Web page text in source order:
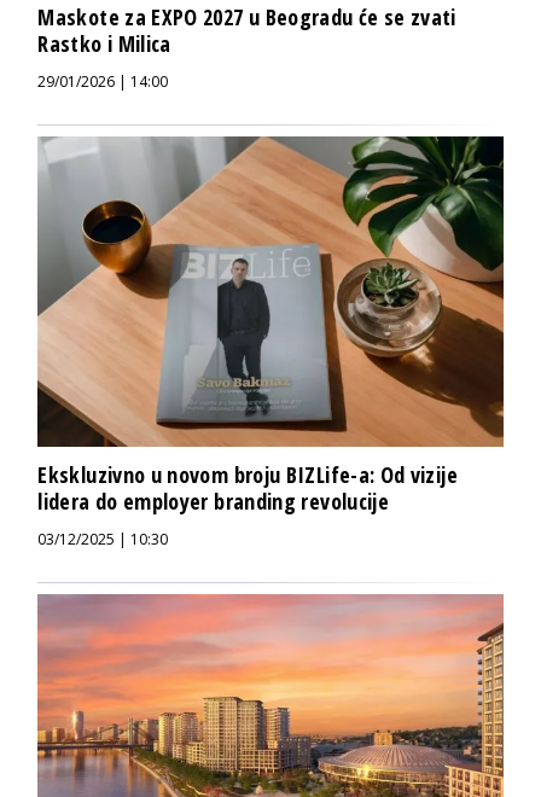
Maskote za EXPO 2027 u Beogradu će se zvati
Rastko i Milica
29/01/2026 | 14:00
Ekskluzivno u novom broju BIZLife-a: Od vizije
lidera do employer branding revolucije
03/12/2025 | 10:30